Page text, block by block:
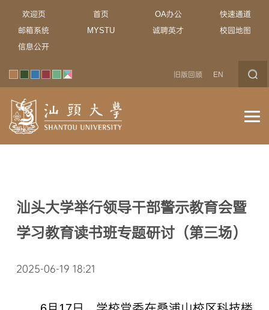
欢迎页 首页 OA办公
快速通道
邮箱系统
MYSTU 诚聘英才
校园地图
信息公开
旧版回顾 EN
汕头大学举行领导干部警示教育会暨
学习教育读书班专题研讨（第三场）
2025-06-19 18:21